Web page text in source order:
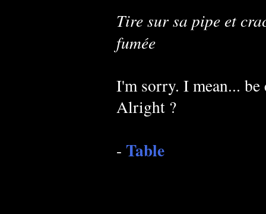
Tire sur sa pipe et
fumée
I'm sorry. I mean...
Alright ?
- Table